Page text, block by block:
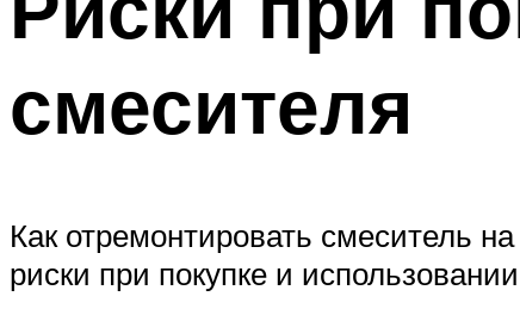
смесителя
Как отремонтировать смеситель
риски при покупке и